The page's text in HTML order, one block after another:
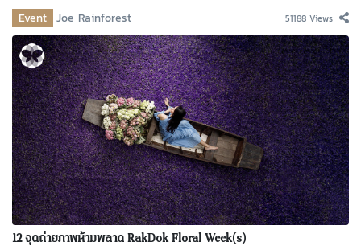
Event Joe Rainforest 51188 Views
12 จุดถ่ายภาพห้ามพลาด RakDok Floral Week(s)